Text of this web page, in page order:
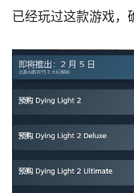
已经玩过这款游戏，